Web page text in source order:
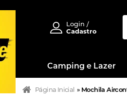
Login /
Cadastro
Camping e Lazer
Página Inicial » Mochila